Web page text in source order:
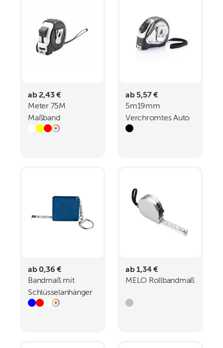
ab 2,43 €
Meter 75M
Maßband
ab 5,57 €
5m19mm
Verchromtes Auto
Stopp Maßband
ab 0,36 €
Bandmaß mit
Schlüsselanhänger
Aberdeen
ab 1,34 €
MELO Rollbandmaß